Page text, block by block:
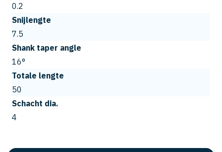
0.2
Snijlengte
7.5
Shank taper angle
16°
Totale lengte
50
Schacht dia.
4